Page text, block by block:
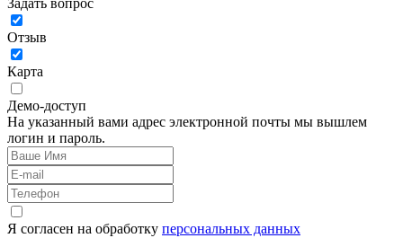
Задать вопрос
Отзыв
Карта
Демо-доступ
На указанный вами адрес электронной почты мы вышлем
логин и пароль.
Я согласен на обработку персональных данных